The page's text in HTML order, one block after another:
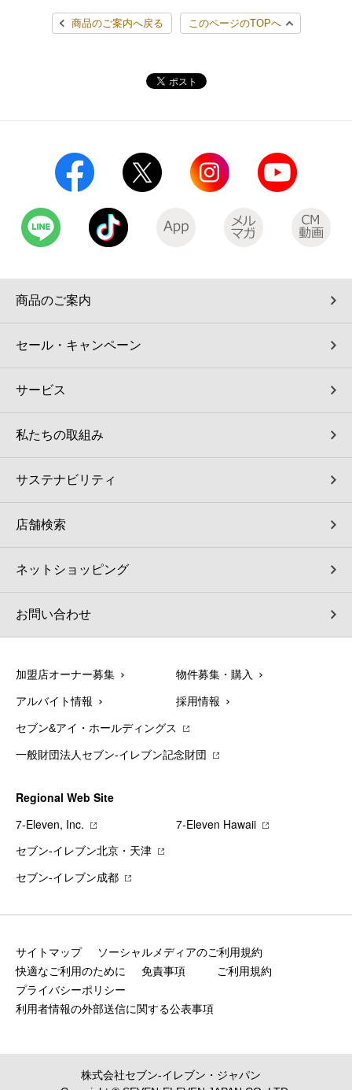
行政サービス
モバイルバッテリーシェアリング（店舗限定）
モバイルWi-Fiバッテリーシェアリング（店舗限定）
データで見るセブン‐イレブン
報告書ライブラリー
ภาษาไทย(บริการ)商品のご案内へ戻る このページのTOPへ
商品のご案内
セール・キャンペーン
サービス
私たちの取組み
サステナビリティ
店舗検索
ネットショッピング
お問い合わせ
加盟店オーナー募集 物件募集・購入
アルバイト情報 採用情報
セブン&アイ・ホールディングス
一般財団法人セブン-イレブン記念財団
Regional Web Site
7‐Eleven, Inc.
7‐Eleven Hawaii
セブン‐イレブン北京・天津
セブン‐イレブン成都
サイトマップ
ソーシャルメディアのご利用規約
快適なご利用のために
免責事項
ご利用規約
プライバシーポリシー
利用者情報の外部送信に関する公表事項
株式会社セブン‐イレブン・ジャパン